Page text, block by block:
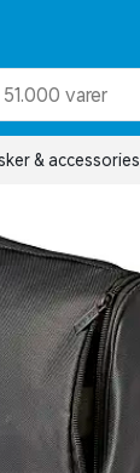
varer
& accessories